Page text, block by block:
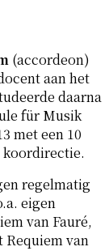
(accordeon)
aan het
daarna
für Musik
met een 10
regelmatig
eigen
van Fauré,
Requiem van